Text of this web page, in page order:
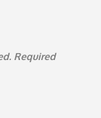
Required